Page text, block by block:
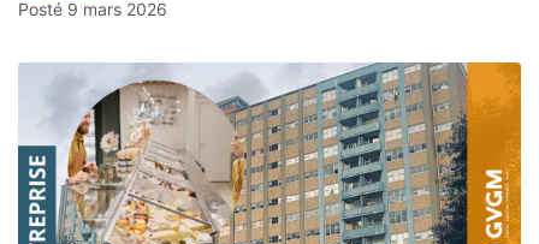
Posté 9 mars 2026